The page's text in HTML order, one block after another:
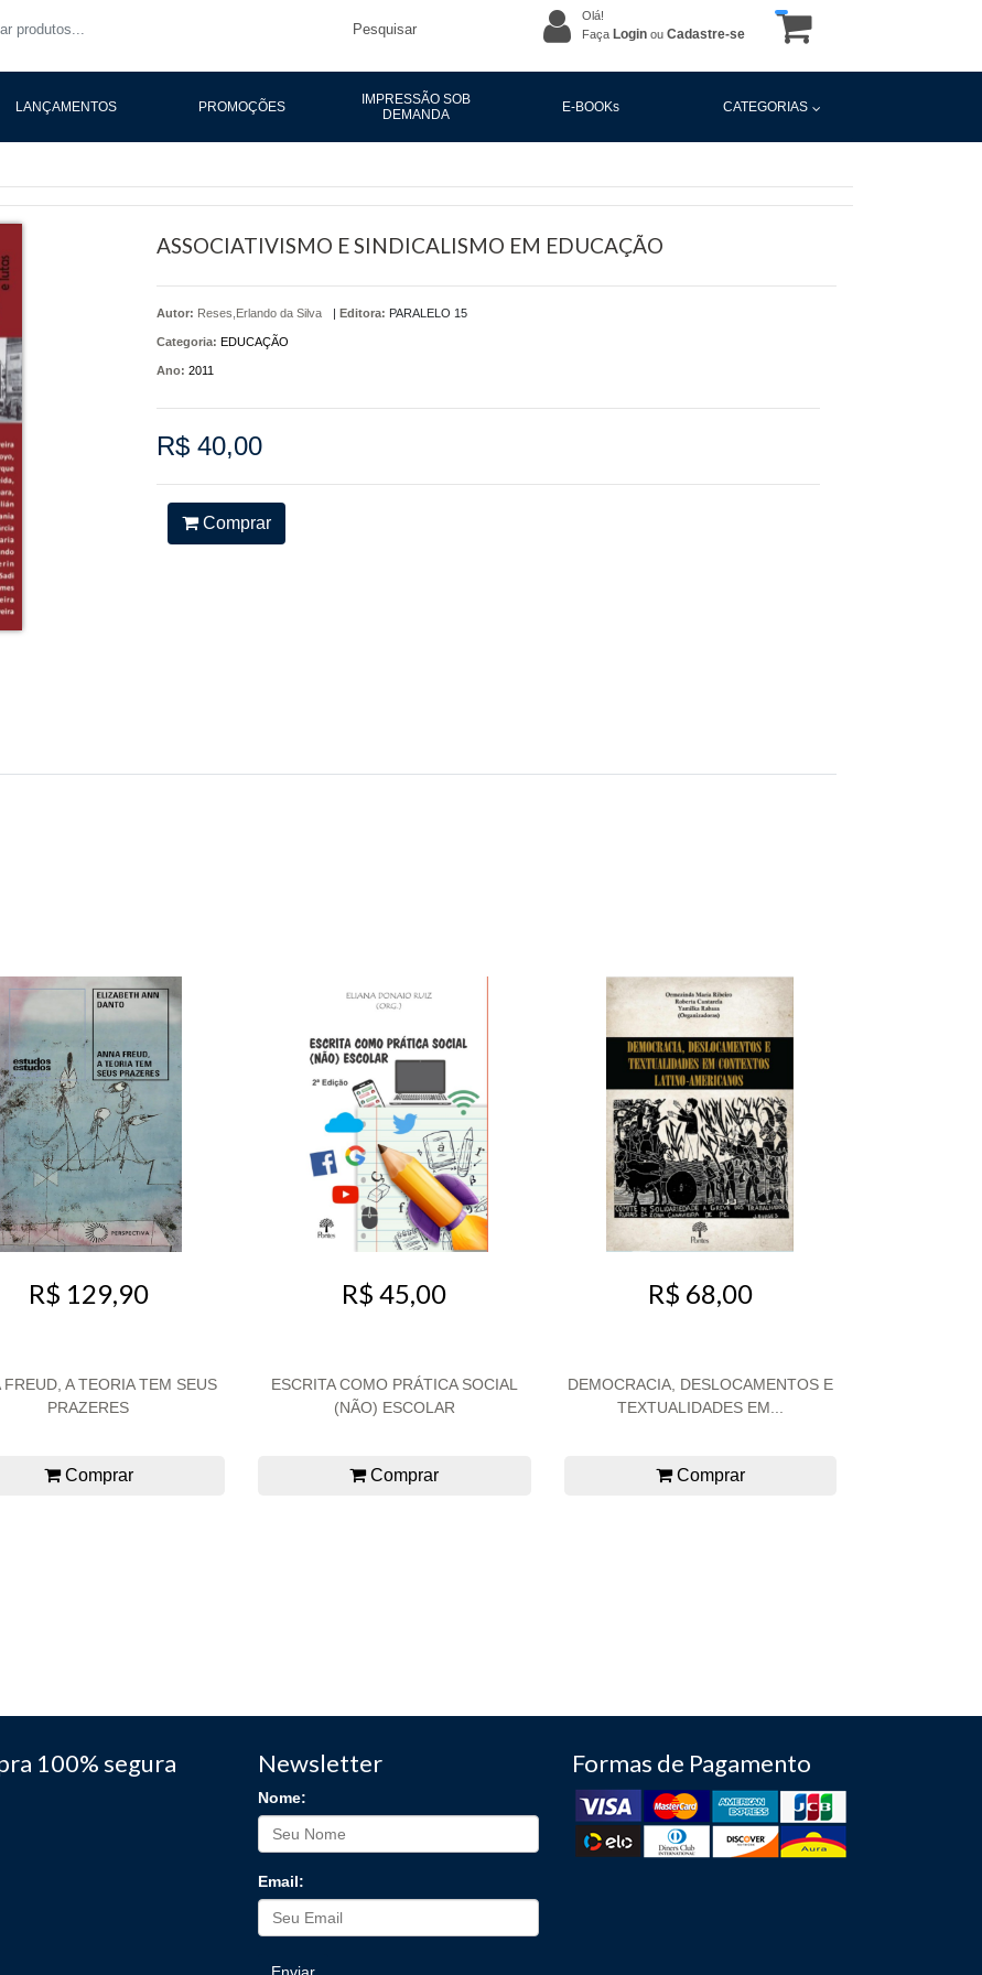
Pesquisar
Olá!
Faça Login ou Cadastre-se
LANÇAMENTOS PROMOÇÕES
IMPRESSÃO SOB
DEMANDA
E-BOOKs CATEGORIAS
ASSOCIATIVISMO E SINDICALISMO EM EDUCAÇÃO
Autor: Reses,Erlando da Silva | Editora: PARALELO 15
Categoria: EDUCAÇÃO
Ano: 2011
R$ 40,00
Comprar
R$ 129,90
FREUD, A TEORIA TEM SEUS
PRAZERES
Comprar
R$ 45,00
ESCRITA COMO PRÁTICA SOCIAL
(NÃO) ESCOLAR
Comprar
R$ 68,00
DEMOCRACIA, DESLOCAMENTOS E
TEXTUALIDADES EM...
Comprar
100% segura Newsletter
Nome:
Email:
Enviar
Formas de Pagamento